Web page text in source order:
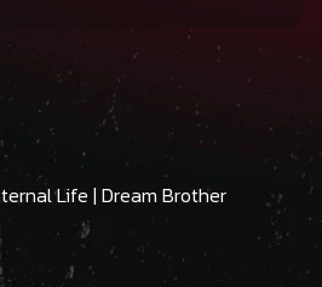
Life | Dream Brother